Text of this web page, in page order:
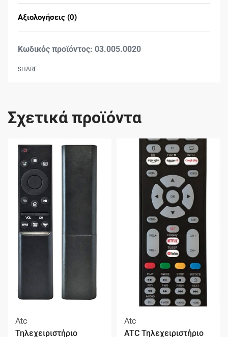
Αξιολογήσεις (0)
03.005.0020
SHARE
Σχετικά προϊόντα
Atc
Τηλεχειριστήριο
Atc
ATC Τηλεχειριστήριο